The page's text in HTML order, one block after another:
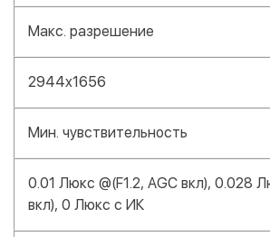
Макс. разрешение
2944x1656
Мин. чувствительность
0.01 Люкс @(F1.2, AGC вкл), 0.028
вкл), 0 Люкс с ИК